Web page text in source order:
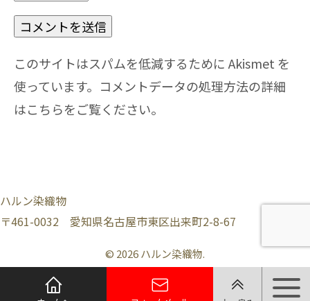
このサイトはスパムを低減するために Akismet を
使っています。 コメントデータの処理方法の詳細
はこちらをご覧ください。
ハルン染織物
〒461-0032 愛知県名古屋市東区出来町2-8-67
© 2026 ハルン染織物.